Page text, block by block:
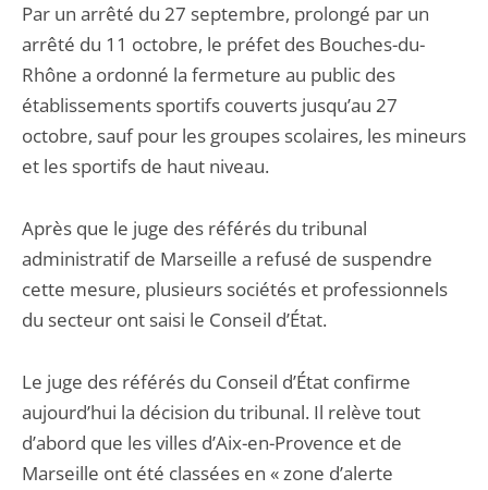
Par un arrêté du 27 septembre, prolongé par un
arrêté du 11 octobre, le préfet des Bouches-du-
Rhône a ordonné la fermeture au public des
établissements sportifs couverts jusqu’au 27
octobre, sauf pour les groupes scolaires, les mineurs
et les sportifs de haut niveau.
Après que le juge des référés du tribunal
administratif de Marseille a refusé de suspendre
cette mesure, plusieurs sociétés et professionnels
du secteur ont saisi le Conseil d’État.
Le juge des référés du Conseil d’État confirme
aujourd’hui la décision du tribunal. Il relève tout
d’abord que les villes d’Aix-en-Provence et de
Marseille ont été classées en « zone d’alerte